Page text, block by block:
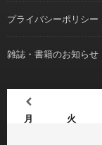
プライバシーポリシー
雑誌・書籍のお知らせ
月
火